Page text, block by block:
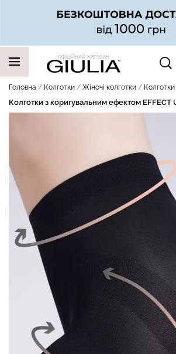
офіційний магазин
Головна Колготки Жіночі колготки
Колготки з коригувальним ефектом EFFECT
НАШІ ТРЕНДОВІ ТОВАРИ
Безшовні легінси з
мікрофібри LEGGINGS 02
(чорний) Giulia
631 грн.789 грн.
талією
(чорний)
439 грн.